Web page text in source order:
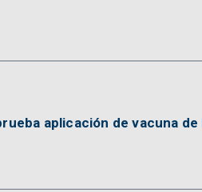
aplicación de vacuna